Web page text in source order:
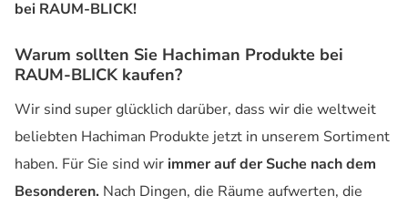
bei RAUM-BLICK!
Warum sollten Sie Hachiman Produkte bei
RAUM-BLICK kaufen?
Wir sind super glücklich darüber, dass wir die weltweit
beliebten Hachiman Produkte jetzt in unserem Sortiment
haben. Für Sie sind wir immer auf der Suche nach dem
Besonderen. Nach Dingen, die Räume aufwerten, die